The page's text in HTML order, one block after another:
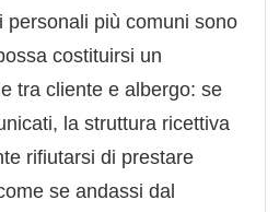
personali più comuni sono
costituirsi un
tra cliente e albergo: se
la struttura ricettiva
rifiutarsi di prestare
se andassi dal